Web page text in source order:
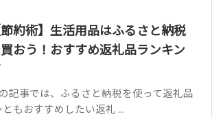
節約術】生活用品はふるさと納税
おう！おすすめ返礼品ランキン
記事では、ふるさと納税を使って返礼品
もおすすめしたい返礼 ...